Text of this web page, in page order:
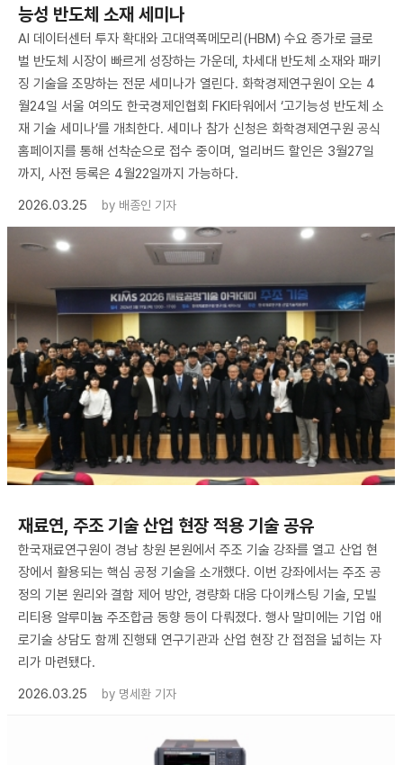
능성 반도체 소재 세미나
AI 데이터센터 투자 확대와 고대역폭메모리(HBM) 수요 증가로 글로
벌 반도체 시장이 빠르게 성장하는 가운데, 차세대 반도체 소재와 패키
징 기술을 조망하는 전문 세미나가 열린다. 화학경제연구원이 오는 4
월24일 서울 여의도 한국경제인협회 FKI타워에서 ‘고기능성 반도체 소
재 기술 세미나’를 개최한다. 세미나 참가 신청은 화학경제연구원 공식
홈페이지를 통해 선착순으로 접수 중이며, 얼리버드 할인은 3월27일
까지, 사전 등록은 4월22일까지 가능하다.
2026.03.25
by 배종인 기자
재료연, 주조 기술 산업 현장 적용 기술 공유
한국재료연구원이 경남 창원 본원에서 주조 기술 강좌를 열고 산업 현
장에서 활용되는 핵심 공정 기술을 소개했다. 이번 강좌에서는 주조 공
정의 기본 원리와 결함 제어 방안, 경량화 대응 다이캐스팅 기술, 모빌
리티용 알루미늄 주조합금 동향 등이 다뤄졌다. 행사 말미에는 기업 애
로기술 상담도 함께 진행돼 연구기관과 산업 현장 간 접점을 넓히는 자
리가 마련됐다.
2026.03.25
by 명세환 기자